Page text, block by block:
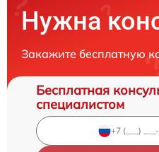
Нужна
Закажите бесплатную
Бесплатная
специалистом